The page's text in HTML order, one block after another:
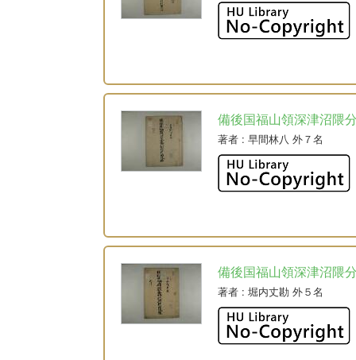
備後国福山領深津沼隈
著者 : 早間林八 外７名
備後国福山領深津沼隈
著者 : 堀内丈勘 外５名